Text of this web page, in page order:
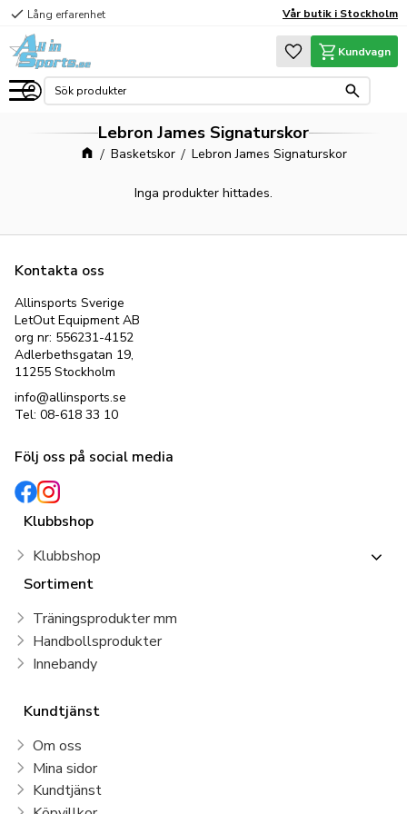
Meny
check Lång erfarenhet Vår butik i Stockholm
Favoriter
Kundvagn
Lebron James Signaturskor
Basketskor Lebron James Signaturskor
Inga produkter hittades.
Kontakta oss
Allinsports Sverige
LetOut Equipment AB
org nr: 556231-4152
Adlerbethsgatan 19,
11255 Stockholm
info@allinsports.se
Tel: 08-618 33 10
Följ oss på social media
Klubbshop
Klubbshop
Sortiment
Träningsprodukter mm
Handbollsprodukter
Innebandy
Kundtjänst
Om oss
Mina sidor
Kundtjänst